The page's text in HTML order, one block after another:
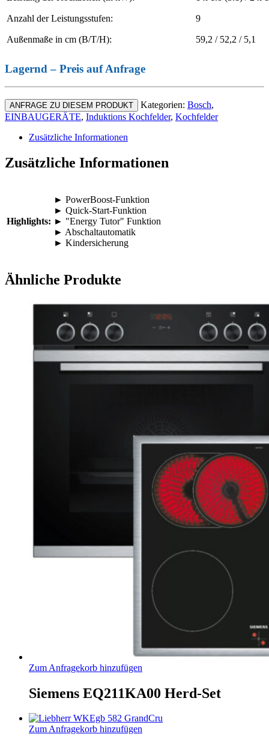
Anzahl der Leistungsstufen: 9
Außenmaße in cm (B/T/H): 59,2 / 52,2 / 5,1
Lagernd – Preis auf Anfrage
ANFRAGE ZU DIESEM PRODUKT Kategorien: Bosch,
EINBAUGERÄTE, Induktions Kochfelder, Kochfelder
Zusätzliche Informationen
Zusätzliche Informationen
Highlights:
► PowerBoost-Funktion
► Quick-Start-Funktion
► "Energy Tutor" Funktion
► Abschaltautomatik
► Kindersicherung
Ähnliche Produkte
Zum Anfragekorb hinzufügen
Siemens EQ211KA00 Herd-Set
Zum Anfragekorb hinzufügen